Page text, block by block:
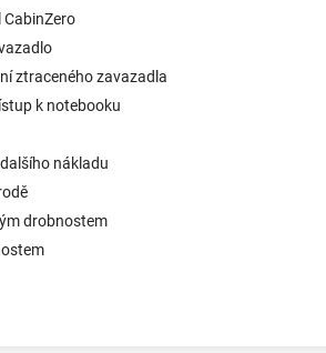
ztraceného zavazadla
k notebooku
nákladu
drobnostem